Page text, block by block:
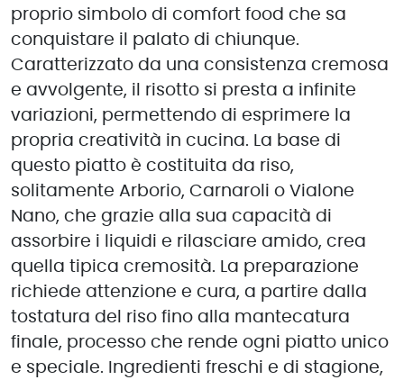
proprio simbolo di comfort food che sa
conquistare il palato di chiunque.
Caratterizzato da una consistenza cremosa
e avvolgente, il risotto si presta a infinite
variazioni, permettendo di esprimere la
propria creatività in cucina. La base di
questo piatto è costituita da riso,
solitamente Arborio, Carnaroli o Vialone
Nano, che grazie alla sua capacità di
assorbire i liquidi e rilasciare amido, crea
quella tipica cremosità. La preparazione
richiede attenzione e cura, a partire dalla
tostatura del riso fino alla mantecatura
finale, processo che rende ogni piatto unico
e speciale. Ingredienti freschi e di stagione,